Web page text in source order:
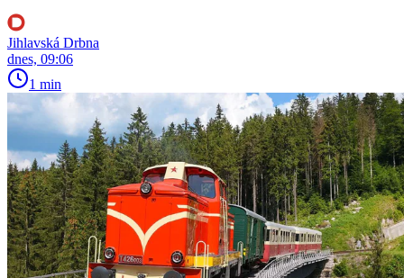
Jihlavská Drbna
dnes, 09:06
1 min